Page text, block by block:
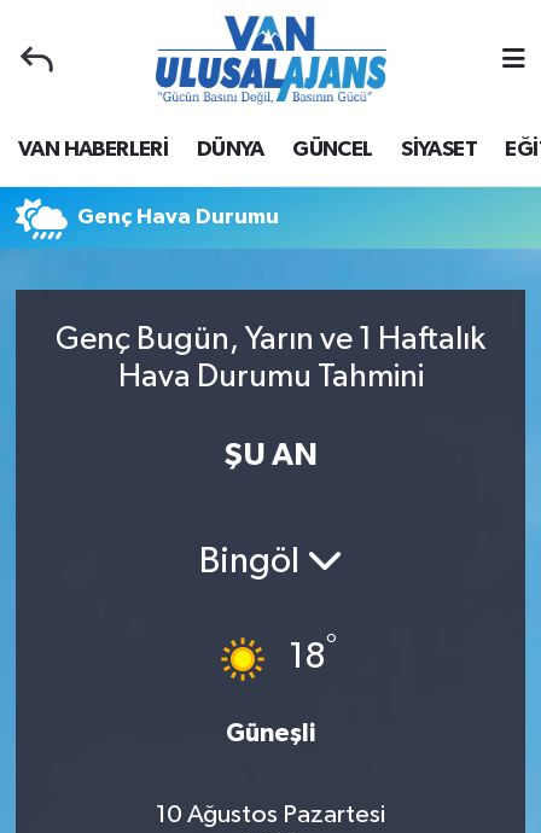
VAN HABERLERİ DÜNYA GÜNCEL SİYASET
Genç Hava Durumu
Genç Bugün, Yarın ve 1 Haftalık
Hava Durumu Tahmini
ŞU AN
Bingöl
18°
Güneşli
10 Ağustos Pazartesi
Van Nöbetçi Eczaneler
Van Hava Durumu
Van Namaz Vakitleri
Süper Lig Puan Durumu ve Fikstür
Son Dakika Haberleri